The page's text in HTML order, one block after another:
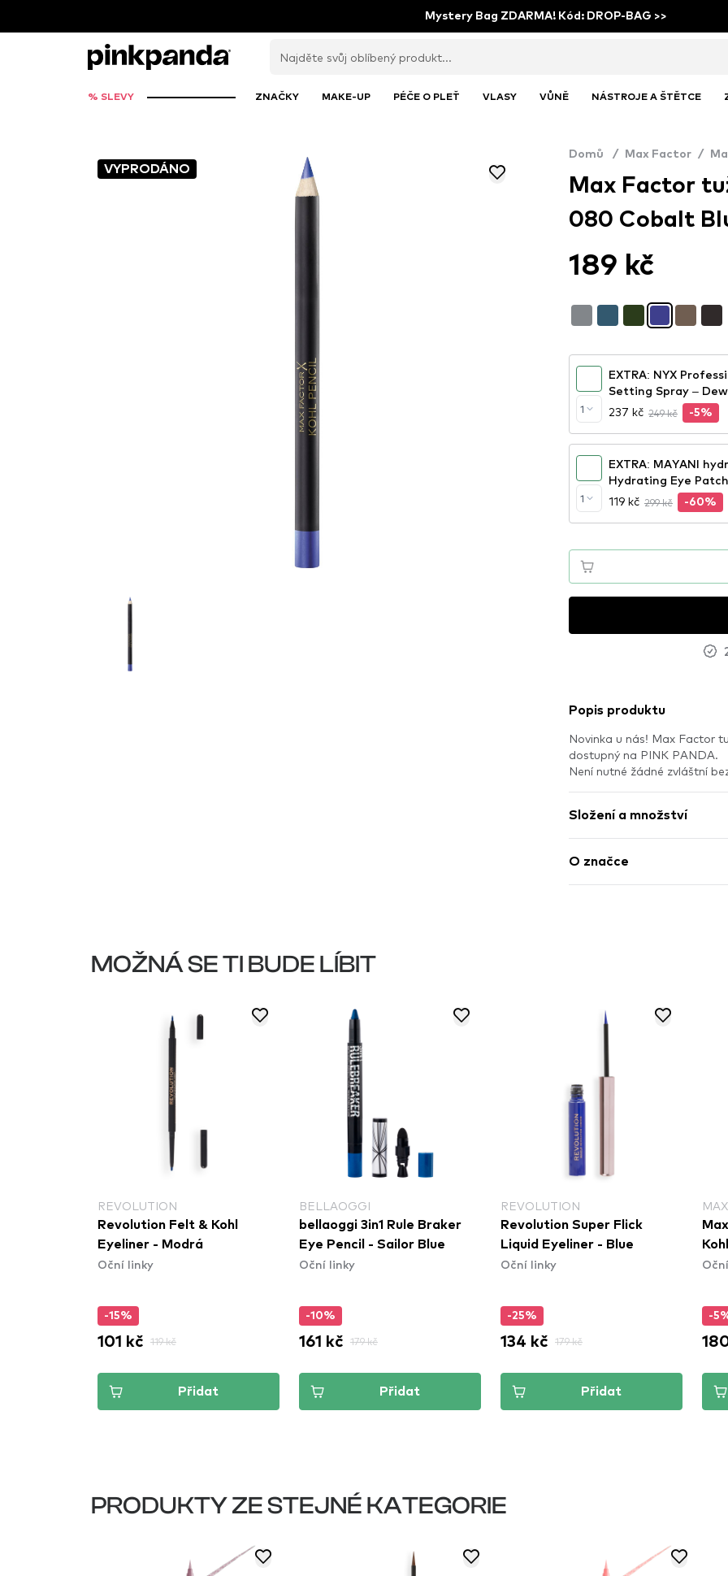
Mystery Bag ZDARMA! Kód: DROP-BAG >>
% SLEVY ZNAČKY MAKE-UP PÉČE O PLEŤ VLASY VŮNĚ NÁSTROJE A ŠTĚTCE
VYPRODÁNO
Domů / Max Factor /
Max Factor
080 Cobalt
189 kč
1
EXTRA: NYX
Setting Spray –
237 kč 249 kč -5%
1
EXTRA: MAYANI
Hydrating Eye
119 kč 299 kč -60%
Popis produktu
Novinka u nás! Max Factor
dostupný na PINK PANDA.
Není nutné žádné zvláštní
Složení a množství
O značce
MOŽNÁ SE TI BUDE LÍBIT
REVOLUTION
Revolution Felt & Kohl
Eyeliner - Modrá
Oční linky
-15%
101 kč 119 kč
Přidat
BELLAOGGI
bellaoggi 3in1 Rule Braker
Eye Pencil - Sailor Blue
Oční linky
-10%
161 kč 179 kč
Přidat
REVOLUTION
Revolution Super Flick
Liquid Eyeliner - Blue
Oční linky
-25%
134 kč 179 kč
Přidat
-
PRODUKTY ZE STEJNÉ KATEGORIE